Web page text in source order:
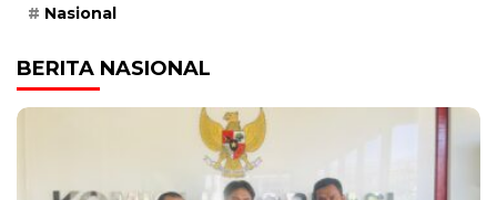
Nasional
BERITA NASIONAL